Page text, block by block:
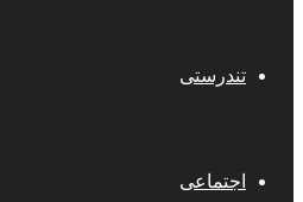
تندرستی
اجتماعی